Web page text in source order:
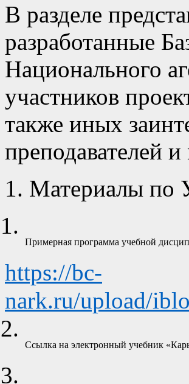
В разделе
разработанные
Национального
участников
также иных
преподавателей
Материалы по
Примерная программа учебной
https://bc-
nark.ru/upload/
Ссылка на электронный учебник